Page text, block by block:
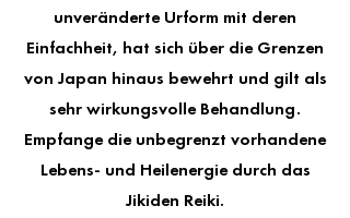
unveränderte Urform mit deren
Einfachheit, hat sich über die Grenzen
von Japan hinaus bewehrt und gilt als
sehr wirkungsvolle Behandlung.
Empfange die unbegrenzt vorhandene
Lebens- und Heilenergie durch das
Jikiden Reiki.